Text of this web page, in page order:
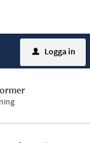
u Logga in